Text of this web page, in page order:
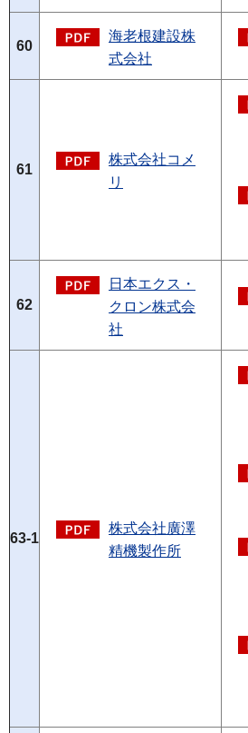
60
海老根建設株
式会社
61
株式会社コメ
リ
62
日本エクス・
クロン株式会
社
63-1
株式会社廣澤
精機製作所